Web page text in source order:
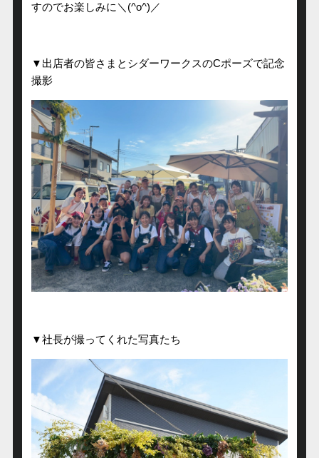
すのでお楽しみに＼(^o^)／
▼出店者の皆さまとシダーワークスのCポーズで記念
撮影
▼社長が撮ってくれた写真たち